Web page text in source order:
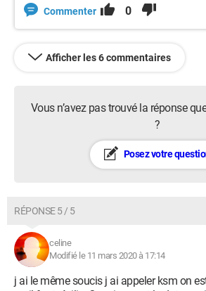
Commenter 0
Afficher les 6 commentaires
Vous n’avez pas trouvé la réponse
?
Posez votre
RÉPONSE 5 / 5
celine
Modifié le 11 mars 2020 à 17:14
j ai le même soucis j ai appeler ksm on